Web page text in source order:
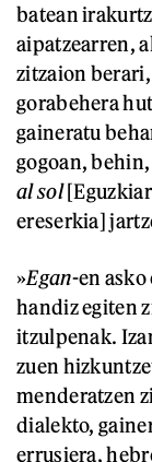
batean
aipatzearren,
zitzaion berari,
gorabehera
gaineratu
gogoan,
al sol
ereserkia]
»Egan-en
handiz egiten
itzulpenak.
zuen
menderatzen
dialekto,
errusiera,